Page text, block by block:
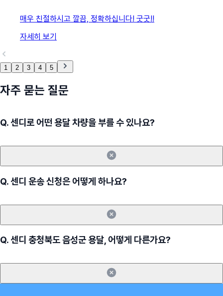
매우 친절하시고 깔끔, 정확하십니다! 굿굿!!
자세히 보기
1 2 3 4 5
자주 묻는 질문
Q.센디로 어떤 용달 차량을 부를 수 있나요?
Q.센디 운송 신청은 어떻게 하나요?
Q.센디 충청북도 음성군 용달, 어떻게 다른가요?